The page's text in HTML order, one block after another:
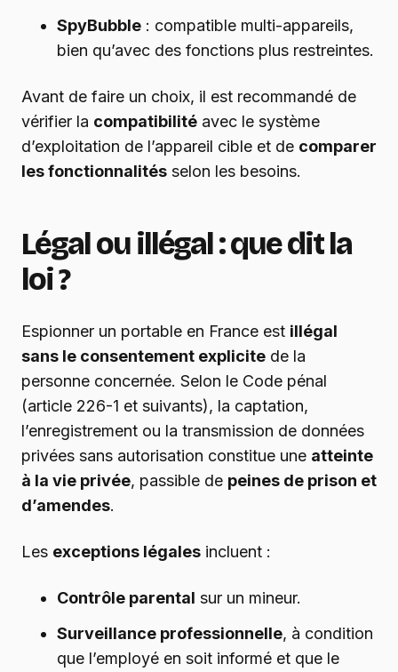
SpyBubble : compatible multi-appareils,
bien qu’avec des fonctions plus restreintes.
Avant de faire un choix, il est recommandé de
vérifier la compatibilité avec le système
d’exploitation de l’appareil cible et de comparer
les fonctionnalités selon les besoins.
Légal ou illégal : que dit la
loi ?
Espionner un portable en France est illégal
sans le consentement explicite de la
personne concernée. Selon le Code pénal
(article 226-1 et suivants), la captation,
l’enregistrement ou la transmission de données
privées sans autorisation constitue une atteinte
à la vie privée, passible de peines de prison et
d’amendes.
Les exceptions légales incluent :
Contrôle parental sur un mineur.
Surveillance professionnelle, à condition
que l’employé en soit informé et que le